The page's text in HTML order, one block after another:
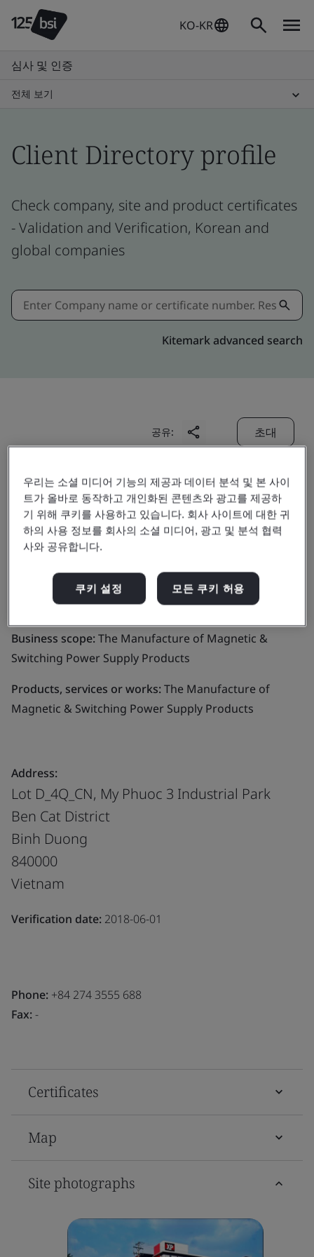
KO-KR
심사 및 인증
전체 보기
Client Directory profile
Check company, site and product certificates
- Validation and Verification, Korean and
global companies
Kitemark advanced search
공유: 초대
XP POWER VIETNAM
COMPANY LIMITED
Business scope:The Manufacture of Magnetic &
Switching Power Supply Products
Products, services or works:The Manufacture of
Magnetic & Switching Power Supply Products
Address:
Lot D_4Q_CN, My Phuoc 3 Industrial Park
Ben Cat District
Binh Duong
840000
Vietnam
Verification date: 2018-06-01
Phone: +84 274 3555 688
Fax:-
Certificates
Map
Site photographs
우리는 소셜 미디어 기능의 제공과 데이터 분석 및 본 사이
트가 올바로 동작하고 개인화된 콘텐츠와 광고를 제공하
기 위해 쿠키를 사용하고 있습니다. 회사 사이트에 대한 귀
하의 사용 정보를 회사의 소셜 미디어, 광고 및 분석 협력
사와 공유합니다.
쿠키 설정 모든 쿠키 허용